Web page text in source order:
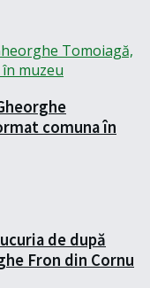
comuna în
de după
Fron din Cornu